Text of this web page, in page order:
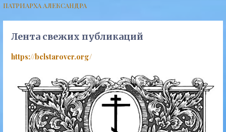
записям
ПАТРИАРХА АЛЕКСАНДРА
Лента свежих публикаций
https://belstarover.org/